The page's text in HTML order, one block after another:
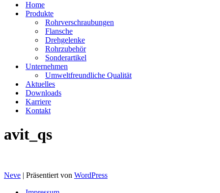
Home
Produkte
Rohrverschraubungen
Flansche
Drehgelenke
Rohrzubehör
Sonderartikel
Unternehmen
Umweltfreundliche Qualität
Aktuelles
Downloads
Karriere
Kontakt
avit_qs
Neve | Präsentiert von WordPress